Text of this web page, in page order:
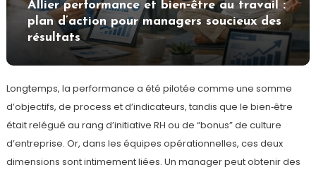
Allier performance et bien‑être au travail :
plan d’action pour managers soucieux des
résultats
Longtemps, la performance a été pilotée comme une somme
d’objectifs, de process et d’indicateurs, tandis que le bien‑être
était relégué au rang d’initiative RH ou de “bonus” de culture
d’entreprise. Or, dans les équipes opérationnelles, ces deux
dimensions sont intimement liées. Un manager peut obtenir des